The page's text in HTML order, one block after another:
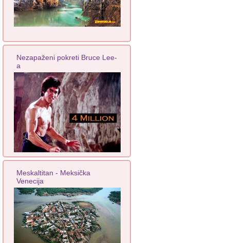
Nezapaženi pokreti Bruce Lee-
a
Meskaltitan - Meksička
Venecija